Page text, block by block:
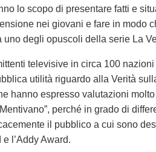
lo scopo di presentare fatti e
nei giovani e fare in modo
uno degli opuscoli della serie La
televisive in circa 100
utilità riguardo alla Verità
hanno espresso valutazioni
perché in grado di
il pubblico a cui sono
l’Addy Award.